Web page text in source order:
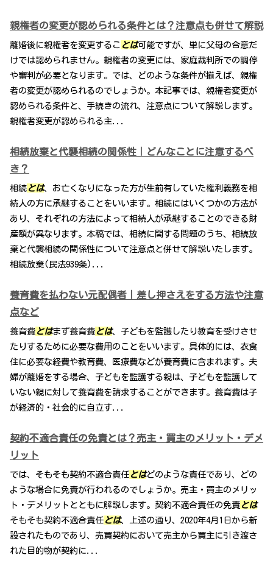
親権者の変更が認められる条件とは？注意点も併せて解説
離婚後に親権者を変更するこ とは可能ですが、単に父母の合意だ
けでは認められません。親権者の変更には、家庭裁判所での調停
や審判が必要となります。では、どのような条件が揃えば、親権
者の変更が認められるのでしょうか。本記事では、親権者変更が
認められる条件と、手続きの流れ、注意点について解説します。
親権者変更が認められる主...
相続放棄と代襲相続の関係性｜どんなことに注意するべ
き？
相続 とは、お亡くなりになった方が生前有していた権利義務を相
続人の方に承継することをいいます。相続にはいくつかの方法が
あり、それぞれの方法によって相続人が承継することのできる財
産額が異なります。本稿では、相続に関する問題のうち、相続放
棄と代襲相続の関係性について注意点と併せて解説いたします。
相続放棄(民法939条)...
養育費を払わない元配偶者｜差し押さえをする方法や注意
点など
養育費 とはまず養育費 とは、子どもを監護したり教育を受けさせ
たりするために必要な費用のことをいいます。具体的には、衣食
住に必要な経費や教育費、医療費などが養育費に含まれます。夫
婦が離婚をする場合、子どもを監護する親は、子どもを監護して
いない親に対して養育費を請求することができます。養育費は子
が経済的・社会的に自立す...
契約不適合責任の免責とは？売主・買主のメリット・デメ
リット
では、そもそも契約不適合責任 とはどのような責任であり、どの
ような場合に免責が行われるのでしょうか。売主・買主のメリッ
ト・デメリットとともに解説します。契約不適合責任の免責 とは
そもそも契約不適合責任 とは、上述の通り、2020年4月1日から新
設されたものであり、売買契約において売主から買主に引き渡さ
れた目的物が契約に...